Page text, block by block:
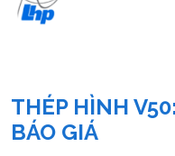
THÉP HÌNH
BÁO GIÁ